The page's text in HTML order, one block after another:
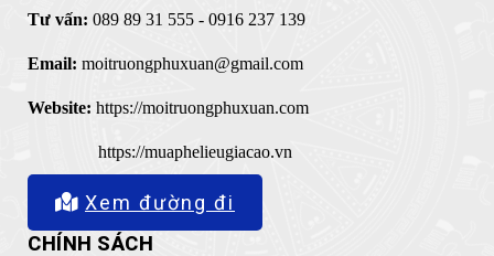
Tư vấn: 089 89 31 555 - 0916 237 139
Email: moitruongphuxuan@gmail.com
Website: https://moitruongphuxuan.com
https://muaphelieugiacao.vn
Xem đường đi
CHÍNH SÁCH